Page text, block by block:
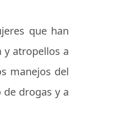
que han
y atropellos a
manejos del
drogas y a